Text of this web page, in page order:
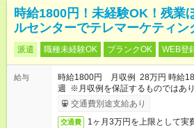
時給1800円！未経験OK！残業
ルセンターでテレマーケティン
派遣 職種未経験OK ブランクOK WEB登
給与
時給1800円 月収例 28万円 時給
週 ※月収例を保証するものではあ
ービス利用可（利用条件有）
交通費別途支給あり
交通費 1ヶ月3万円を上限として実